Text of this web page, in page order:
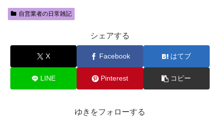
自営業者の日常雑記
シェアする
X Facebook はてブ
LINE Pinterest コピー
ゆきをフォローする